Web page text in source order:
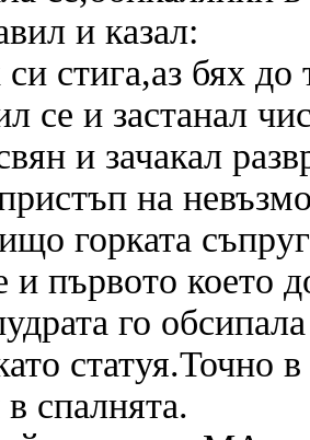
и казал:
стига,аз бях
се и застанал
и зачакал
на
горката
и първото което
го
статуя.Точно
в спалнята.